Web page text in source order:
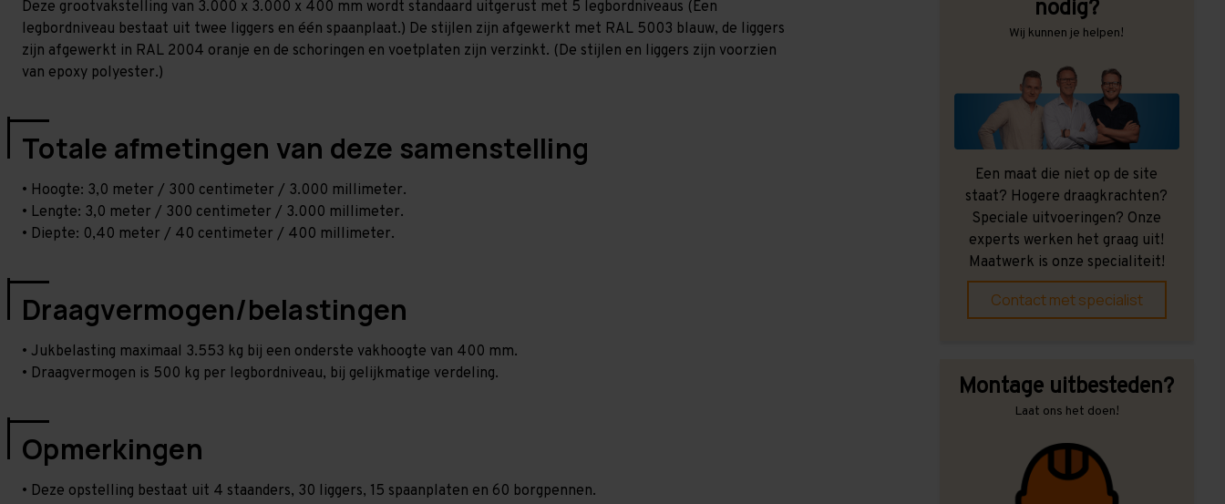
Deze grootvakstelling van 3.000 x 3.000 x 400 mm wordt standaard uitgerust met 5 legbordniveaus (Een
legbordniveau bestaat uit twee liggers en één spaanplaat.) De stijlen zijn afgewerkt met RAL 5003 blauw, de liggers
zijn afgewerkt in RAL 2004 oranje en de schoringen en voetplaten zijn verzinkt. (De stijlen en liggers zijn voorzien
van epoxy polyester.)
Totale afmetingen van deze samenstelling
• Hoogte: 3,0 meter / 300 centimeter / 3.000 millimeter.
• Lengte: 3,0 meter / 300 centimeter / 3.000 millimeter.
• Diepte: 0,40 meter / 40 centimeter / 400 millimeter.
Draagvermogen/belastingen
• Jukbelasting maximaal 3.553 kg bij een onderste vakhoogte van 400 mm.
• Draagvermogen is 500 kg per legbordniveau, bij gelijkmatige verdeling.
Opmerkingen
• Deze opstelling bestaat uit 4 staanders, 30 liggers, 15 spaanplaten en 60 borgpennen.
nodig?
Wij kunnen je helpen!
Een maat die niet op de site
staat? Hogere draagkrachten?
Speciale uitvoeringen? Onze
experts werken het graag uit!
Maatwerk is onze specialiteit!
Contact met specialist
Montage uitbesteden?
Laat ons het doen!